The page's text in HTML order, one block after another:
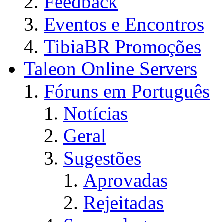
Eventos e Encontros
TibiaBR Promoções
Taleon Online Servers
Fóruns em Português
Notícias
Geral
Sugestões
Aprovadas
Rejeitadas